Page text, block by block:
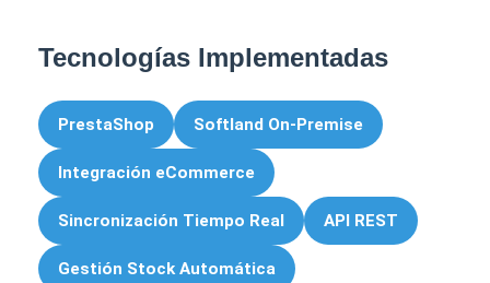
Tecnologías Implementadas
PrestaShop Softland On-Premise
Integración eCommerce
Sincronización Tiempo Real API REST
Gestión Stock Automática